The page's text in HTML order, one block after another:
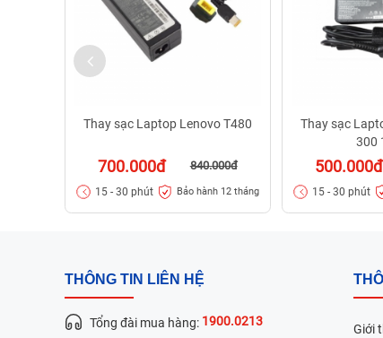
Thay sạc Laptop Lenovo T480
700.000đ 840.000đ
15 - 30 phút Bảo hành 12 tháng
Thay sạc
300
500.000đ
15 - 30 phút
THÔNG TIN LIÊN HỆ
Tổng đài mua hàng: 1900.0213
Giới